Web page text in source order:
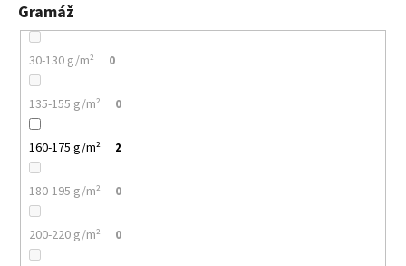
Gramáž
30-130 g/m² 0
135-155 g/m² 0
160-175 g/m² 2
180-195 g/m² 0
200-220 g/m² 0